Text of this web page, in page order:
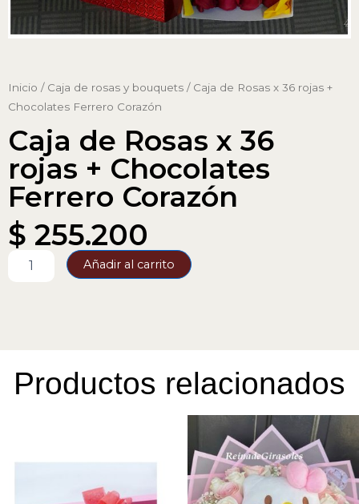
Inicio / Caja de rosas y bouquets / Caja de Rosas x 36 rojas +
Chocolates Ferrero Corazón
Caja de Rosas x 36
rojas + Chocolates
Ferrero Corazón
$ 255.200
Ferrero
Añadir al carrito
Productos relacionados